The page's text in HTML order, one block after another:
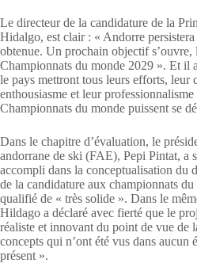
Le directeur de la candidature de la
Hidalgo, est clair : « Andorre persistera
obtenue. Un prochain objectif s’ouvre,
Championnats du monde 2029 ». Et il
le pays mettront tous leurs efforts, leur
enthousiasme et leur
Championnats du monde puissent se
Dans le chapitre d’évaluation, le
andorrane de ski (FAE), Pepi Pintat, a
accompli dans la conceptualisation du
de la candidature aux championnats
qualifié de « très solide ». Dans le
Hildago a déclaré avec fierté que le
réaliste et innovant du point de vue de
concepts qui n’ont été vus dans aucun
présent ».